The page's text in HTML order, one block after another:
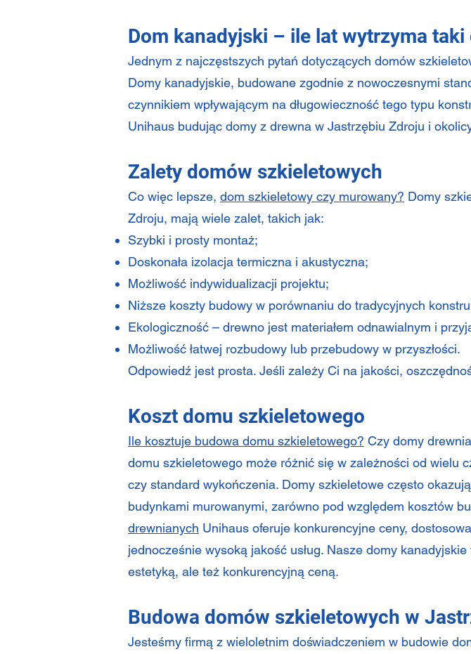
Dom kanadyjski – ile lat wytrzyma taki
Jednym z najczęstszych pytań dotyczących domów
Domy kanadyjskie, budowane zgodnie z nowoczesnymi
czynnikiem wpływającym na długowieczność tego typu
Unihaus budując domy z drewna w Jastrzębiu Zdroju i
Zalety domów szkieletowych
Co więc lepsze, dom szkieletowy czy murowany? Domy
Zdroju, mają wiele zalet, takich jak:
Szybki i prosty montaż;
Doskonała izolacja termiczna i akustyczna;
Możliwość indywidualizacji projektu;
Niższe koszty budowy w porównaniu do tradycyjnych
Ekologiczność – drewno jest materiałem odnawialnym i
Możliwość łatwej rozbudowy lub przebudowy w przyszłości.
Odpowiedź jest prosta. Jeśli zależy Ci na jakości,
Koszt domu szkieletowego
Ile kosztuje budowa domu szkieletowego? Czy domy
domu szkieletowego może różnić się w zależności od wielu
czy standard wykończenia. Domy szkieletowe często
budynkami murowanymi, zarówno pod względem kosztów
drewnianych Unihaus oferuje konkurencyjne ceny,
jednocześnie wysoką jakość usług. Nasze domy
estetyką, ale też konkurencyjną ceną.
Budowa domów szkieletowych w
Jesteśmy firmą z wieloletnim doświadczeniem w budowie